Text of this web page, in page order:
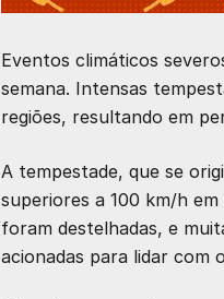
Eventos climáticos
semana. Intensas
regiões, resultando em
A tempestade, que se
superiores a 100 km/h
foram destelhadas, e
acionadas para lidar com